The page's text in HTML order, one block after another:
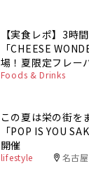
【実食レポ】3時
「CHEESE
場！夏限定フレー
Foods & Drinks
この夏は栄の街を
「POP IS YOU
開催
lifestyle 名古